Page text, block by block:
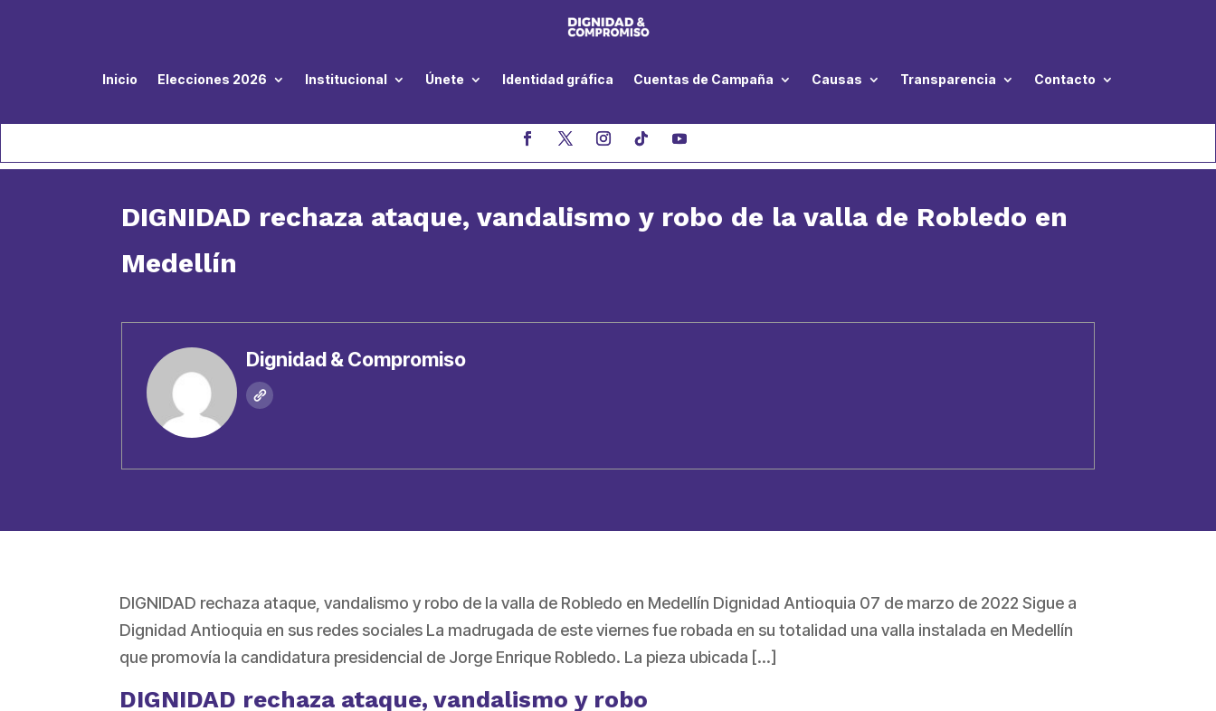
Inicio Elecciones 2026 Institucional Únete Identidad gráfica Cuentas de Campaña Causas Transparencia Contacto
DIGNIDAD rechaza ataque, vandalismo y robo de la valla de Robledo en
Medellín
Dignidad & Compromiso
DIGNIDAD rechaza ataque, vandalismo y robo de la valla de Robledo en Medellín Dignidad Antioquia 07 de marzo de 2022 Sigue a
Dignidad Antioquia en sus redes sociales La madrugada de este viernes fue robada en su totalidad una valla instalada en Medellín
que promovía la candidatura presidencial de Jorge Enrique Robledo. La pieza ubicada […]
DIGNIDAD rechaza ataque, vandalismo y robo